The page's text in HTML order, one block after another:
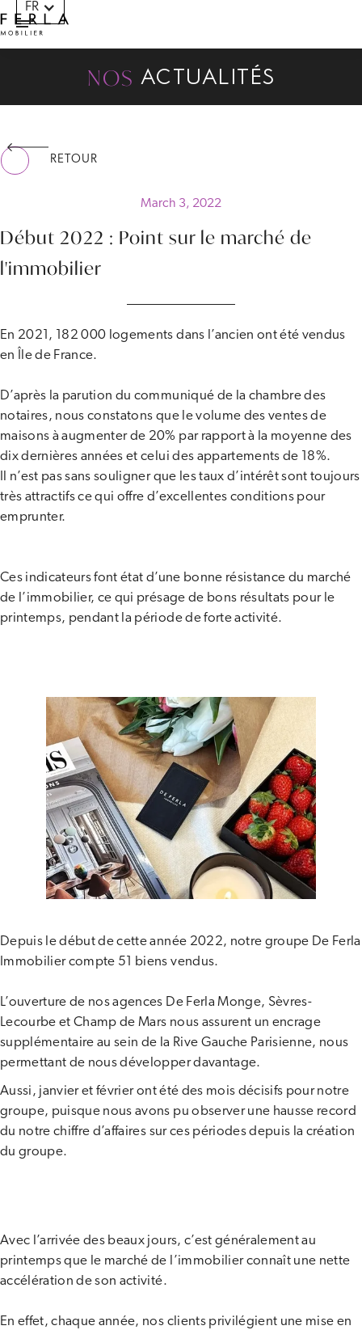
FR
NOS ACTUALITÉS
RETOUR
March 3, 2022
Début 2022 : Point sur le marché de
l'immobilier
En 2021, 182 000 logements dans l’ancien ont été vendus
en Île de France.
D’après la parution du communiqué de la chambre des
notaires, nous constatons que le volume des ventes de
maisons à augmenter de 20% par rapport à la moyenne des
dix dernières années et celui des appartements de 18%.
Il n’est pas sans souligner que les taux d’intérêt sont toujours
très attractifs ce qui offre d’excellentes conditions pour
emprunter.
Ces indicateurs font état d’une bonne résistance du marché
de l’immobilier, ce qui présage de bons résultats pour le
printemps, pendant la période de forte activité.
Depuis le début de cette année 2022, notre groupe De Ferla
Immobilier compte 51 biens vendus.
L’ouverture de nos agences De Ferla Monge, Sèvres-
Lecourbe et Champ de Mars nous assurent un encrage
supplémentaire au sein de la Rive Gauche Parisienne, nous
permettant de nous développer davantage.
Aussi, janvier et février ont été des mois décisifs pour notre
groupe, puisque nous avons pu observer une hausse record
du notre chiffre d’affaires sur ces périodes depuis la création
du groupe.
Avec l’arrivée des beaux jours, c’est généralement au
printemps que le marché de l’immobilier connaît une nette
accélération de son activité.
En effet, chaque année, nos clients privilégient une mise en
Panneau de gestion des cookies